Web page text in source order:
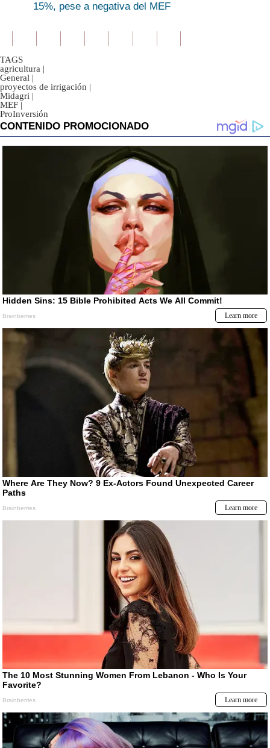
15%, pese a negativa del MEF
TAGS
agricultura |
General |
proyectos de irrigación |
Midagri |
MEF |
ProInversión